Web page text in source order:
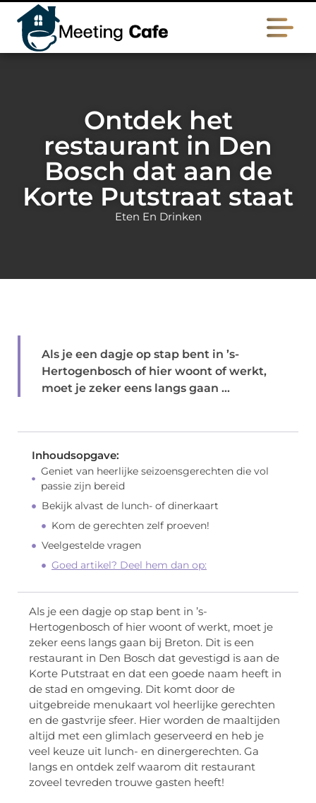
Ontdek het
restaurant in Den
Bosch dat aan de
Korte Putstraat staat
Eten En Drinken
Als je een dagje op stap bent in ’s-
Hertogenbosch of hier woont of werkt,
moet je zeker eens langs gaan ...
Inhoudsopgave:
Geniet van heerlijke seizoensgerechten die vol
passie zijn bereid
Bekijk alvast de lunch- of dinerkaart
Kom de gerechten zelf proeven!
Veelgestelde vragen
Goed artikel? Deel hem dan op:
Als je een dagje op stap bent in ’s-
Hertogenbosch of hier woont of werkt, moet je
zeker eens langs gaan bij Breton. Dit is een
restaurant in Den Bosch dat gevestigd is aan de
Korte Putstraat en dat een goede naam heeft in
de stad en omgeving. Dit komt door de
uitgebreide menukaart vol heerlijke gerechten
en de gastvrije sfeer. Hier worden de maaltijden
altijd met een glimlach geserveerd en heb je
veel keuze uit lunch- en dinergerechten. Ga
langs en ontdek zelf waarom dit restaurant
zoveel tevreden trouwe gasten heeft!